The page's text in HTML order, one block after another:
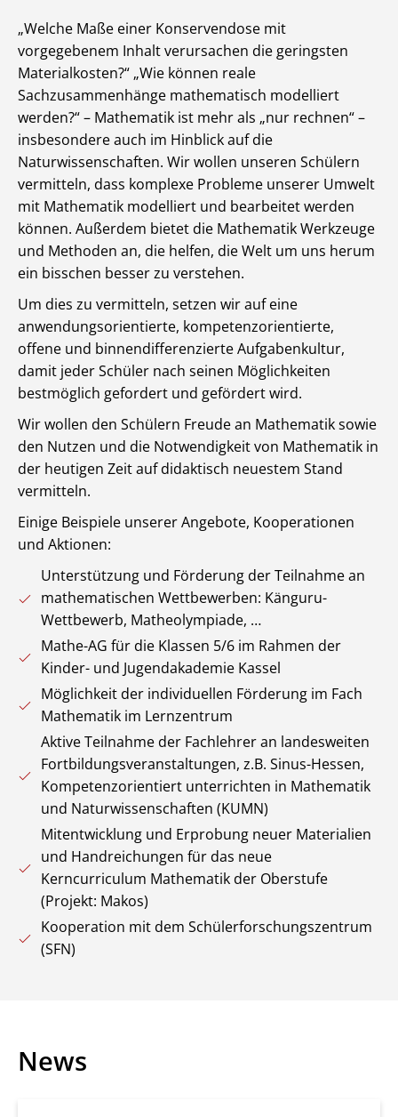
„Welche Maße einer Konservendose mit
vorgegebenem Inhalt verursachen die geringsten
Materialkosten?“ „Wie können reale
Sachzusammenhänge mathematisch modelliert
werden?“ – Mathematik ist mehr als „nur rechnen“ –
insbesondere auch im Hinblick auf die
Naturwissenschaften. Wir wollen unseren Schülern
vermitteln, dass komplexe Probleme unserer Umwelt
mit Mathematik modelliert und bearbeitet werden
können. Außerdem bietet die Mathematik Werkzeuge
und Methoden an, die helfen, die Welt um uns herum
ein bisschen besser zu verstehen.
Um dies zu vermitteln, setzen wir auf eine
anwendungsorientierte, kompetenzorientierte,
offene und binnendifferenzierte Aufgabenkultur,
damit jeder Schüler nach seinen Möglichkeiten
bestmöglich gefordert und gefördert wird.
Wir wollen den Schülern Freude an Mathematik sowie
den Nutzen und die Notwendigkeit von Mathematik in
der heutigen Zeit auf didaktisch neuestem Stand
vermitteln.
Einige Beispiele unserer Angebote, Kooperationen
und Aktionen:
Unterstützung und Förderung der Teilnahme an
mathematischen Wettbewerben: Känguru-
Wettbewerb, Matheolympiade, …
Mathe-AG für die Klassen 5/6 im Rahmen der
Kinder- und Jugendakademie Kassel
Möglichkeit der individuellen Förderung im Fach
Mathematik im Lernzentrum
Aktive Teilnahme der Fachlehrer an landesweiten
Fortbildungsveranstaltungen, z.B. Sinus-Hessen,
Kompetenzorientiert unterrichten in Mathematik
und Naturwissenschaften (KUMN)
Mitentwicklung und Erprobung neuer Materialien
und Handreichungen für das neue
Kerncurriculum Mathematik der Oberstufe
(Projekt: Makos)
Kooperation mit dem Schülerforschungszentrum
(SFN)
News